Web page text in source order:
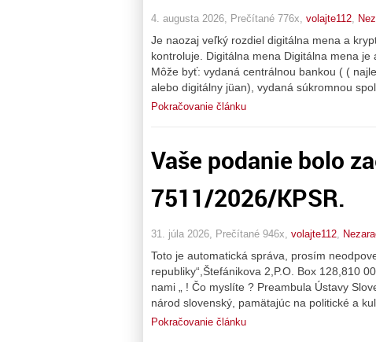
4. augusta 2026, Prečítané 776x, volajte112,
Je naozaj veľký rozdiel digitálna mena a
kontroluje. Digitálna mena Digitálna mena
Môže byť: vydaná centrálnou bankou ( (
alebo digitálny jüan), vydaná súkromnou
Pokračovanie článku
Vaše podanie bolo
7511/2026/KPSR.
31. júla 2026, Prečítané 946x, volajte112
Toto je automatická správa, prosím
republiky“,Štefánikova 2,P.O. Box 128,810
nami „ ! Čo myslíte ? Preambula Ústavy
národ slovenský, pamätajúc na politické a
Pokračovanie článku